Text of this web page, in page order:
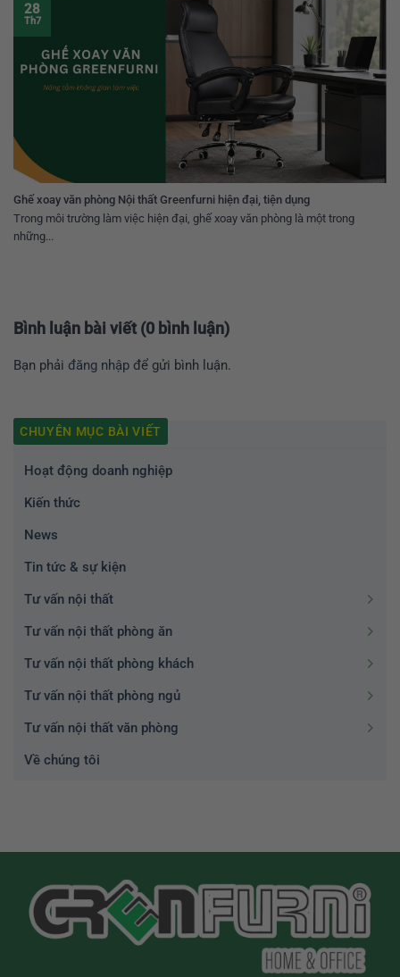
Ghế xoay văn phòng Nội thất Greenfurni hiện đại, tiện dụng
Trong môi trường làm việc hiện đại, ghế xoay văn phòng là một trong
những...
28
Th7
Bình luận bài viết (0 bình luận)
Bạn phải đăng nhập để gửi bình luận.
CHUYÊN MỤC BÀI VIẾT
Hoạt động doanh nghiệp
Kiến thức
News
Tin tức & sự kiện
Tư vấn nội thất
Tư vấn nội thất phòng ăn
Tư vấn nội thất phòng khách
Tư vấn nội thất phòng ngủ
Tư vấn nội thất văn phòng
Về chúng tôi